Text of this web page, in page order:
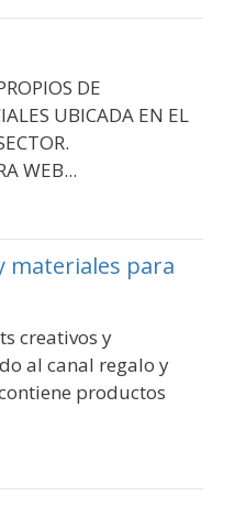
DE
UBICADA EN EL
WEB...
materiales para
creativos y
al canal regalo y
productos